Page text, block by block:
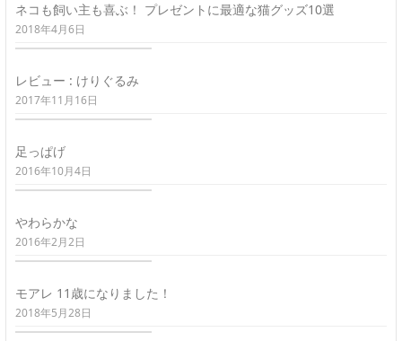
ネコも飼い主も喜ぶ！ プレゼントに最適な猫グッズ10選
2018年4月6日
レビュー : けりぐるみ
2017年11月16日
足っぱげ
2016年10月4日
やわらかな
2016年2月2日
モアレ 11歳になりました！
2018年5月28日